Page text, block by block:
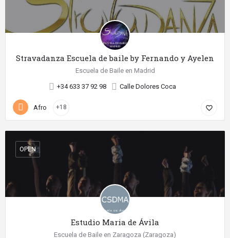
Stravadanza Escuela de baile by Fernando y Ayelen
Escuela de Baile en Madrid
+34 633 37 92 98 Calle Dolores Coca
Afro +18 favorite_border
Estudio Maria de Ávila
Escuela de Baile en Zaragoza (Zaragoza)
OPEN